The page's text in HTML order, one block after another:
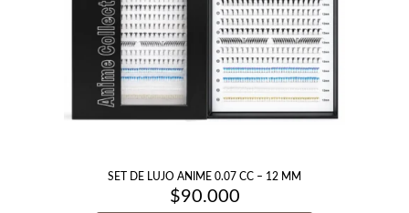
SET DE LUJO ANIME 0.07 CC – 12 MM
$90.000